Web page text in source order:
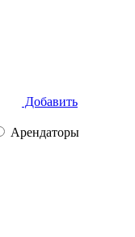
Добавить
Арендаторы